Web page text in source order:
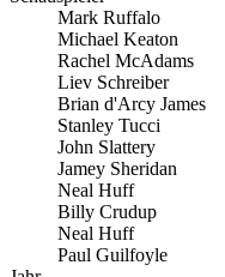
Mark Ruffalo
Michael Keaton
Rachel McAdams
Liev Schreiber
Brian d'Arcy James
Stanley Tucci
John Slattery
Jamey Sheridan
Neal Huff
Billy Crudup
Neal Huff
Paul Guilfoyle